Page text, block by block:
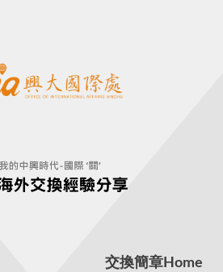
交換簡章 Home